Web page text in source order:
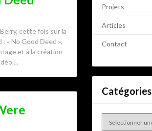
cette fois sur la
« No Good Deed ».
et à la création
Projets
Articles
Contact
Catégories